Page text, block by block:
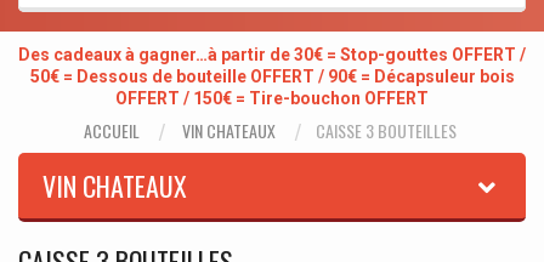
Des cadeaux à gagner…à partir de 30€ = Stop-gouttes OFFERT /
50€ = Dessous de bouteille OFFERT / 90€ = Décapsuleur bois
OFFERT / 150€ = Tire-bouchon OFFERT
ACCUEIL VIN CHATEAUX CAISSE 3 BOUTEILLES
VIN CHATEAUX